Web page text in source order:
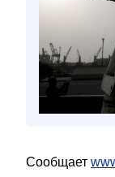
Сообщает